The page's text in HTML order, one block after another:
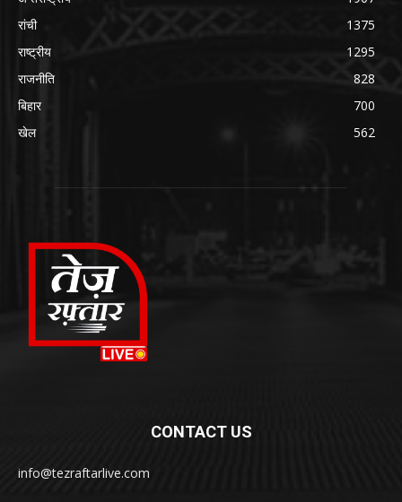
रांची
1375
राष्ट्रीय
1295
राजनीति
828
बिहार
700
खेल
562
CONTACT US
info@tezraftarlive.com